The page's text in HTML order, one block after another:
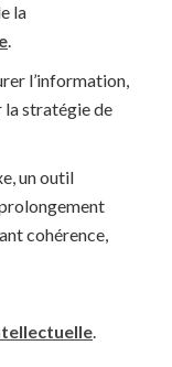
la
.
l’information,
la stratégie de
un outil
cohérence,
.